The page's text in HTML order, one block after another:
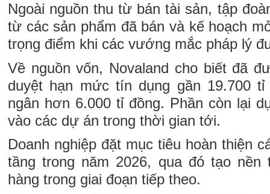
Ngoài nguồn thu từ bán tài sản, tập
từ các sản phẩm đã bán và kế hoạch
trọng điểm khi các vướng mắc pháp lý
Về nguồn vốn, Novaland cho biết đã
duyệt hạn mức tín dụng gần 19.700
ngân hơn 6.000 tỉ đồng. Phần còn lại
vào các dự án trong thời gian tới.
Doanh nghiệp đặt mục tiêu hoàn thiện
tầng trong năm 2026, qua đó tạo nền
hàng trong giai đoạn tiếp theo.